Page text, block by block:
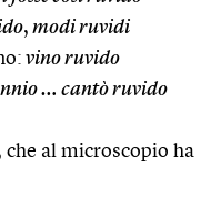
, modi ruvidi
vino ruvido
… cantò ruvido
al microscopio ha